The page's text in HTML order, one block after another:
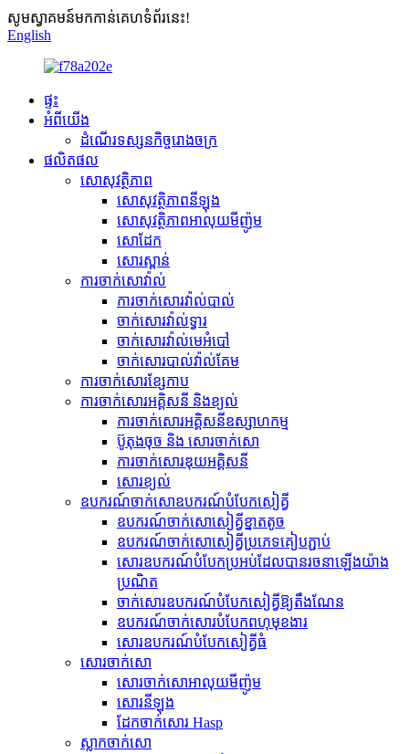
សូមស្វាគមន៍មកកាន់គេហទំព័រនេះ!
English
ផ្ទះ
អំពីយើង
ដំណើរទស្សនកិច្ចរោងចក្រ
ផលិតផល
សោសុវត្ថិភាព
សោសុវត្ថិភាពនីឡុង
សោសុវត្ថិភាពអាលុយមីញ៉ូម
សោដែក
សោរស្ពាន់
ការចាក់សោវ៉ាល់
ការចាក់សោរវ៉ាល់បាល់
ចាក់សោរវ៉ាល់ទ្វារ
ចាក់សោរវ៉ាល់មេអំបៅ
ចាក់សោរបាល់វ៉ាល់គែម
ការចាក់សោរខ្សែកាប
ការចាក់សោរអគ្គិសនី និងខ្យល់
ការចាក់សោរអគ្គិសនីឧស្សាហកម្ម
ប៊ូតុងចុច និង សោរចាក់សោ
ការចាក់សោរឌុយអគ្គិសនី
សោរ​ខ្យល់
ឧបករណ៍​ចាក់សោ​ឧបករណ៍​បំបែក​សៀគ្វី
ឧបករណ៍​ចាក់សោ​សៀគ្វី​ខ្នាតតូច
ឧបករណ៍​ចាក់សោ​សៀគ្វី​ប្រភេទ​គៀប​ភ្ជាប់
សោរ​ឧបករណ៍​បំបែក​ប្រអប់​ដែល​បាន​រចនា​ឡើង​យ៉ាង​
ប្រណិត
ចាក់សោរឧបករណ៍បំបែកសៀគ្វីឱ្យតឹងណែន
ឧបករណ៍ចាក់សោរបំបែកពហុមុខងារ
សោរ​ឧបករណ៍​បំបែក​សៀគ្វី​ធំ
សោរចាក់សោ
សោរចាក់សោអាលុយមីញ៉ូម
សោរ​នីឡុង
ដែកចាក់សោរ Hasp
ស្លាកចាក់សោ